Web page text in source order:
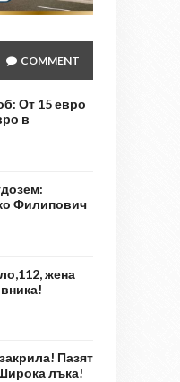
COMMENT
От 15 евро
в
Филипович
жена
Пазят
лъка!